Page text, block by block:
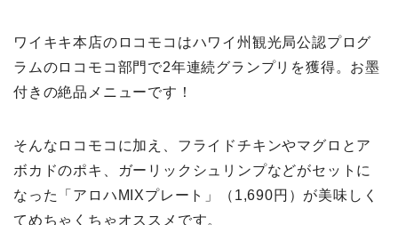
ワイキキ本店のロコモコはハワイ州観光局公認プログ
ラムのロコモコ部門で2年連続グランプリを獲得。お墨
付きの絶品メニューです！
そんなロコモコに加え、フライドチキンやマグロとア
ボカドのポキ、ガーリックシュリンプなどがセットに
なった「アロハMIXプレート」（1,690円）が美味しく
てめちゃくちゃオススメです。